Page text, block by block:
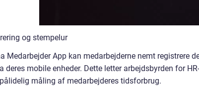
og stempelur
Medarbejder App kan medarbejderne nemt registrere
deres mobile enheder. Dette letter arbejdsbyrden for
måling af medarbejderes tidsforbrug.